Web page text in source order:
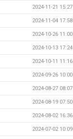
2024-11-21 15:27
2024-11-04 17:58
2024-10-26 11:00
2024-10-13 17:24
2024-10-11 11:16
2024-09-26 10:00
2024-08-27 08:07
2024-08-19 07:50
2024-08-02 16:36
2024-07-02 10:09